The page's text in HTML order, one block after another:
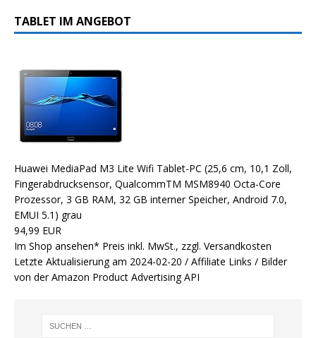
TABLET IM ANGEBOT
Huawei MediaPad M3 Lite Wifi Tablet-PC (25,6 cm, 10,1 Zoll,
Fingerabdrucksensor, QualcommTM MSM8940 Octa-Core
Prozessor, 3 GB RAM, 32 GB interner Speicher, Android 7.0,
EMUI 5.1) grau
94,99 EUR
Im Shop ansehen* Preis inkl. MwSt., zzgl. Versandkosten
Letzte Aktualisierung am 2024-02-20 / Affiliate Links / Bilder
von der Amazon Product Advertising API